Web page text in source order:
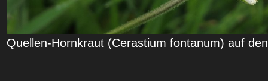
Quellen-Hornkraut (Cerastium fontanum) auf